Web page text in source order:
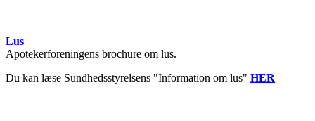
Lus
Apotekerforeningens brochure om lus.
Du kan læse Sundhedsstyrelsens "Information om lus" HER